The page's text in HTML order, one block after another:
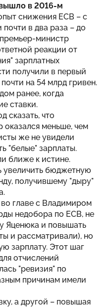
в 2016-м
снижения ЕСВ – с
почти в два раза – до
министр
реакции от
зарплатных
получили в первый
на 54 млрд гривен.
ранее, когда
ставки.
сказать, что
оказался меньше, чем
же не увидели
"белые" зарплаты.
ближе к истине.
увеличить бюджетную
получившему "дыру"
главе с Владимиром
недобора по ЕСВ, не
Яценюка и повышать
и рассматривали), но
зарплату. Этот шаг
отчислений
"ревизия" по
причинам имели
а другой – повышая